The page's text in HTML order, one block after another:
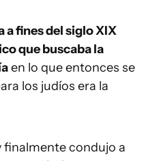
a fines del siglo XIX
que buscaba la
en lo que entonces se
los judíos era la
finalmente condujo a